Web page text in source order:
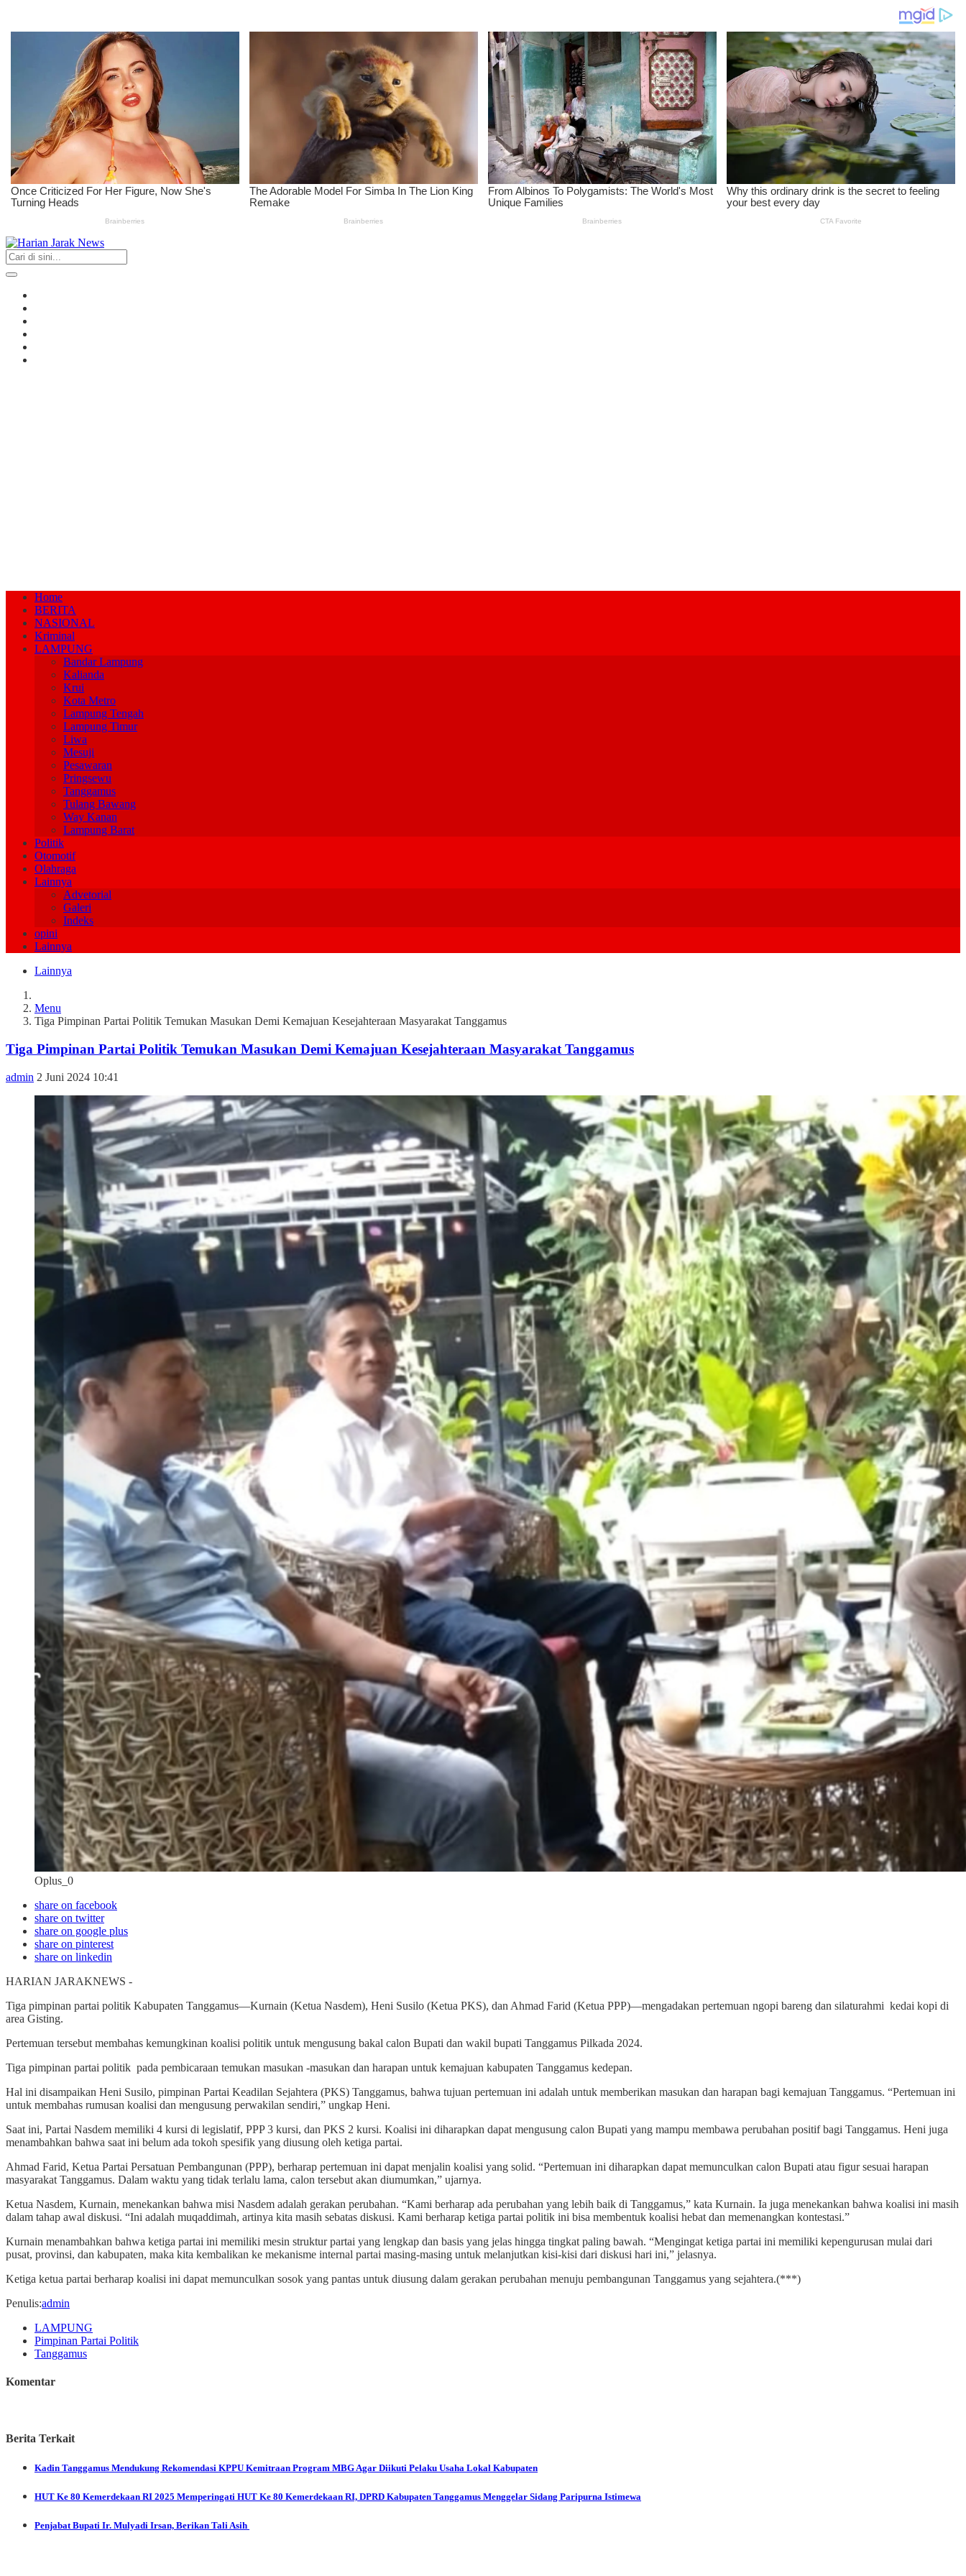
Home
BERITA
NASIONAL
Kriminal
LAMPUNG
Bandar Lampung
Kalianda
Krui
Kota Metro
Lampung Tengah
Lampung Timur
Liwa
Mesuji
Pesawaran
Pringsewu
Tanggamus
Tulang Bawang
Way Kanan
Lampung Barat
Politik
Otomotif
Olahraga
Lainnya
Advetorial
Galeri
Indeks
opini
Lainnya
Lainnya
Menu
Tiga Pimpinan Partai Politik Temukan Masukan Demi Kemajuan Kesejahteraan Masyarakat Tanggamus
Tiga Pimpinan Partai Politik Temukan Masukan Demi Kemajuan Kesejahteraan Masyarakat Tanggamus
admin 2 Juni 2024 10:41
Oplus_0
share on facebook
share on twitter
share on google plus
share on pinterest
share on linkedin
HARIAN JARAKNEWS -
Tiga pimpinan partai politik Kabupaten Tanggamus—Kurnain (Ketua Nasdem), Heni Susilo (Ketua PKS), dan Ahmad Farid (Ketua PPP)—mengadakan pertemuan ngopi bareng dan silaturahmi kedai kopi di
area Gisting.
Pertemuan tersebut membahas kemungkinan koalisi politik untuk mengusung bakal calon Bupati dan wakil bupati Tanggamus Pilkada 2024.
Tiga pimpinan partai politik pada pembicaraan temukan masukan -masukan dan harapan untuk kemajuan kabupaten Tanggamus kedepan.
Hal ini disampaikan Heni Susilo, pimpinan Partai Keadilan Sejahtera (PKS) Tanggamus, bahwa tujuan pertemuan ini adalah untuk memberikan masukan dan harapan bagi kemajuan Tanggamus. “Pertemuan ini
untuk membahas rumusan koalisi dan mengusung perwakilan sendiri,” ungkap Heni.
Saat ini, Partai Nasdem memiliki 4 kursi di legislatif, PPP 3 kursi, dan PKS 2 kursi. Koalisi ini diharapkan dapat mengusung calon Bupati yang mampu membawa perubahan positif bagi Tanggamus. Heni juga
menambahkan bahwa saat ini belum ada tokoh spesifik yang diusung oleh ketiga partai.
Ahmad Farid, Ketua Partai Persatuan Pembangunan (PPP), berharap pertemuan ini dapat menjalin koalisi yang solid. “Pertemuan ini diharapkan dapat memunculkan calon Bupati atau figur sesuai harapan
masyarakat Tanggamus. Dalam waktu yang tidak terlalu lama, calon tersebut akan diumumkan,” ujarnya.
Ketua Nasdem, Kurnain, menekankan bahwa misi Nasdem adalah gerakan perubahan. “Kami berharap ada perubahan yang lebih baik di Tanggamus,” kata Kurnain. Ia juga menekankan bahwa koalisi ini masih
dalam tahap awal diskusi. “Ini adalah muqaddimah, artinya kita masih sebatas diskusi. Kami berharap ketiga partai politik ini bisa membentuk koalisi hebat dan memenangkan kontestasi.”
Kurnain menambahkan bahwa ketiga partai ini memiliki mesin struktur partai yang lengkap dan basis yang jelas hingga tingkat paling bawah. “Mengingat ketiga partai ini memiliki kepengurusan mulai dari
pusat, provinsi, dan kabupaten, maka kita kembalikan ke mekanisme internal partai masing-masing untuk melanjutkan kisi-kisi dari diskusi hari ini,” jelasnya.
Ketiga ketua partai berharap koalisi ini dapat memunculkan sosok yang pantas untuk diusung dalam gerakan perubahan menuju pembangunan Tanggamus yang sejahtera.(***)
Penulis:admin
LAMPUNG
Pimpinan Partai Politik
Tanggamus
Komentar
Berita Terkait
Kadin Tanggamus Mendukung Rekomendasi KPPU Kemitraan Program MBG Agar Diikuti Pelaku Usaha Lokal Kabupaten
HUT Ke 80 Kemerdekaan RI 2025 Memperingati HUT Ke 80 Kemerdekaan RI, DPRD Kabupaten Tanggamus Menggelar Sidang Paripurna Istimewa
Penjabat Bupati Ir. Mulyadi Irsan, Berikan Tali Asih